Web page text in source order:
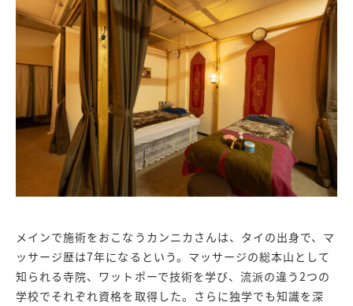
メインで施術をおこなうカンニカさんは、タイの出身で、マ
ッサージ歴は7年になるという。マッサージの総本山として
知られる寺院、ワットポーで技術を学び、流派の違う2つの
学校でそれぞれ資格を取得した。さらに独学でも知識を深